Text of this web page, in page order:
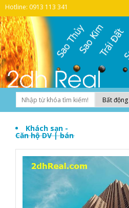
Hotline: 0913 113 341
Khách sạn -
Căn hộ DV | bán